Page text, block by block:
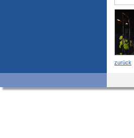
zurück